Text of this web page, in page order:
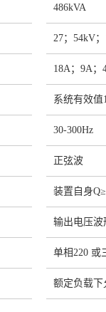
486kVA
27；54kV
18A；9A；
系统有效值
30-300Hz
正弦波
装置自身
输出电压波
单相220 或
额定负载下